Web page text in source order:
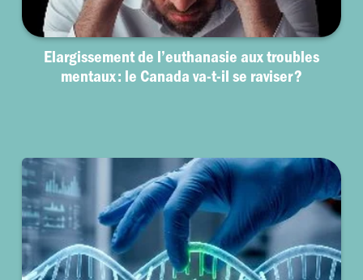
Elargissement de l’euthanasie aux troubles
mentaux : le Canada va-t-il se raviser ?